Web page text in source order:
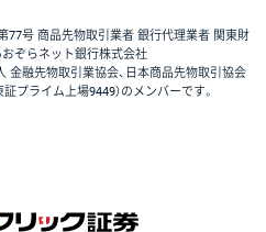
77号 商品先物取引業者 銀行代理業者 関東財
おぞらネット銀行株式会社
金融先物取引業協会、日本商品先物取引協会
プライム上場9449）のメンバーです。